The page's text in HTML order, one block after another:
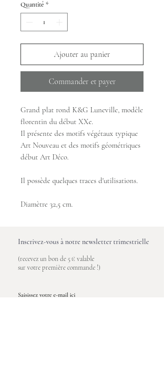
Quantité *
Ajouter au panier
Commander et payer
Grand plat rond K&G Luneville, modèle
florentin du début XXe.
Il présente des motifs végétaux typique
Art Nouveau et des motifs géométriques
début Art Déco.
Il possède quelques traces d'utilisations.
Diamètre 32,5 cm.
Inscrivez-vous à notre newsletter trimestrielle
(recevez un bon de 5 € valable
sur votre première commande !)
Saisissez votre e-mail ici